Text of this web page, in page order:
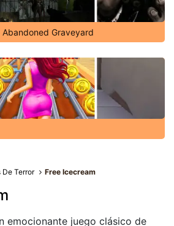
Graveyard
De Terror Free Icecream
emocionante juego clásico de